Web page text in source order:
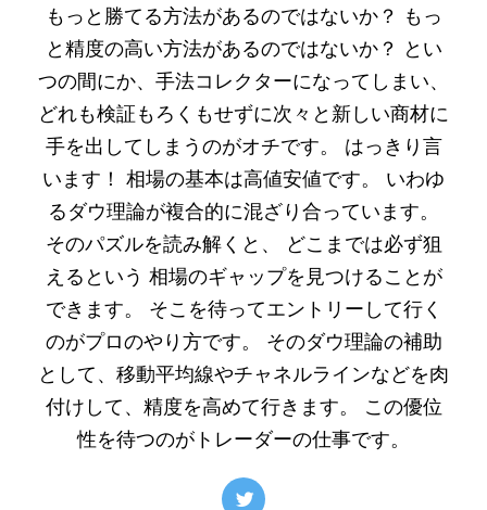
もっと勝てる方法があるのではないか？ もっ
と精度の高い方法があるのではないか？ とい
つの間にか、手法コレクターになってしまい、
どれも検証もろくもせずに次々と新しい商材に
手を出してしまうのがオチです。 はっきり言
います！ 相場の基本は高値安値です。 いわゆ
るダウ理論が複合的に混ざり合っています。
そのパズルを読み解くと、 どこまでは必ず狙
えるという 相場のギャップを見つけることが
できます。 そこを待ってエントリーして行く
のがプロのやり方です。 そのダウ理論の補助
として、移動平均線やチャネルラインなどを肉
付けして、精度を高めて行きます。 この優位
性を待つのがトレーダーの仕事です。